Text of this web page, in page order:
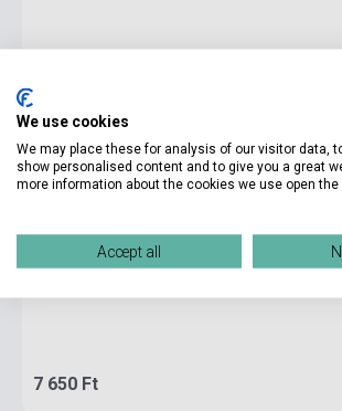
7 650 Ft
We use cookies
We may place these for analysis of our visitor data,
show personalised content and to give you a great
more information about the cookies we use open the
Accept all